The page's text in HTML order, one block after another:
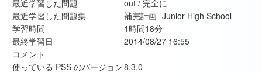
最近学習した問題
out / 完全に
最近学習した問題集
補完計画 -Junior High School
学習時間
1時間18分
最終学習日
2014/08/27 16:55
コメント
使っている PSS のバージョン8.3.0